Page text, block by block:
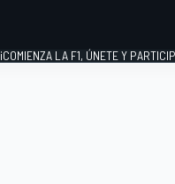
¡COMIENZA LA F1, ÚNETE Y